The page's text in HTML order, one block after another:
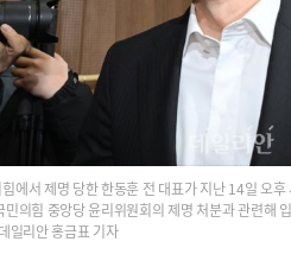
에서 제명 당한 한동훈 전 대표가 지난 14일 오
민의힘 중앙당 윤리위원회의 제명 처분과 관련해
일리안 홍금표 기자